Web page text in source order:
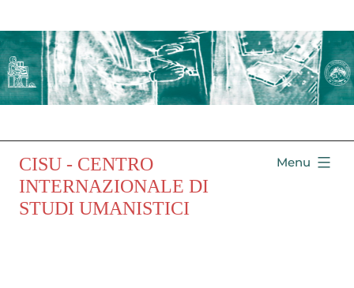
CISU - CENTRO
INTERNAZIONALE DI
STUDI UMANISTICI
Menu